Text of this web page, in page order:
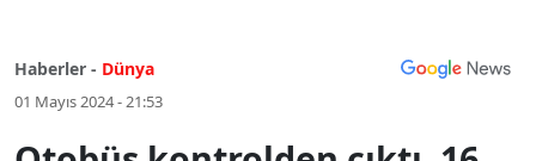
Haberler - Dünya
01 Mayıs 2024 - 21:53